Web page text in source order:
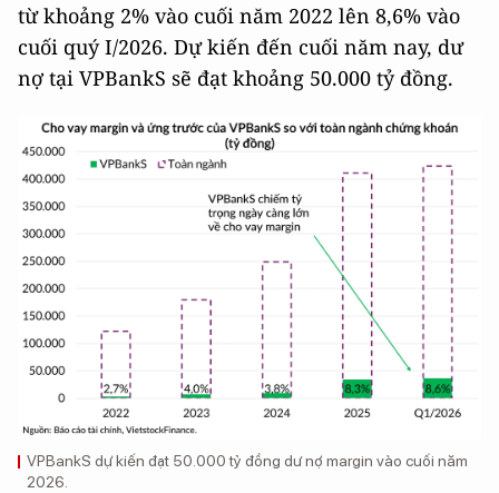
từ khoảng 2% vào cuối năm 2022 lên 8,6% vào
cuối quý I/2026. Dự kiến đến cuối năm nay, dư
nợ tại VPBankS sẽ đạt khoảng 50.000 tỷ đồng.
VPBankS dự kiến đạt 50.000 tỷ đồng dư nợ margin vào cuối năm
2026.